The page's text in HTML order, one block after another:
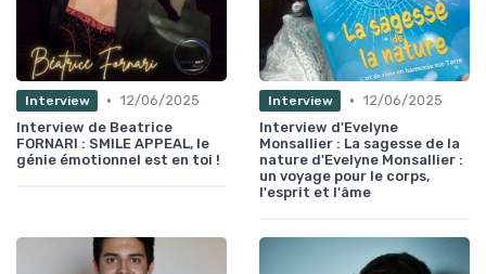
Interview • 12/06/2025
Interview de Beatrice
FORNARI : SMILE APPEAL, le
génie émotionnel est en toi !
Interview • 12/06/2025
Interview d'Evelyne
Monsallier : La sagesse de la
nature d'Evelyne Monsallier :
un voyage pour le corps,
l'esprit et l'âme